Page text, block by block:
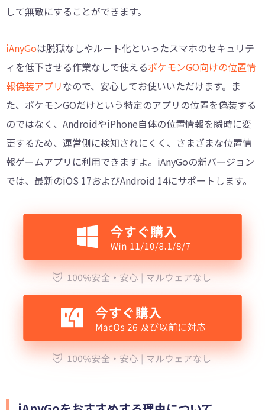
して無敵にすることができます。
iAnyGoは脱獄なしやルート化といったスマホのセキュリテ
ィを低下させる作業なしで使えるポケモンGO向けの位置情
報偽装アプリなので、安心してお使いいただけます。ま
た、ポケモンGOだけという特定のアプリの位置を偽装する
のではなく、AndroidやiPhone自体の位置情報を瞬時に変
更するため、運営側に検知されにくく、さまざまな位置情
報ゲームアプリに利用できますよ。iAnyGoの新バージョン
では、最新のiOS 17およびAndroid 14にサポートします。